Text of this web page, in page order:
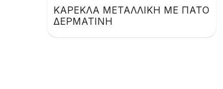
ΚΑΡΕΚΛΑ ΜΕΤΑΛΛΙΚΗ ΜΕ ΠΑΤΟ
ΔΕΡΜΑΤΙΝΗ